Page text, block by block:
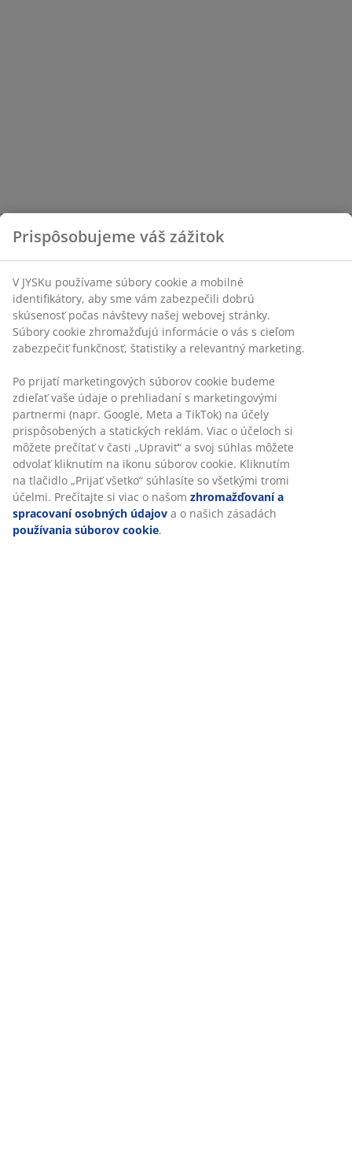
Prispôsobujeme váš zážitok
V JYSKu používame súbory cookie a mobilné
identifikátory, aby sme vám zabezpečili dobrú
skúsenosť počas návštevy našej webovej stránky.
Súbory cookie zhromažďujú informácie o vás s cieľom
zabezpečiť funkčnosť, štatistiky a relevantný marketing.
Po prijatí marketingových súborov cookie budeme
zdieľať vaše údaje o prehliadaní s marketingovými
partnermi (napr. Google, Meta a TikTok) na účely
prispôsobených a statických reklám. Viac o účeloch si
môžete prečítať v časti „Upraviť“ a svoj súhlas môžete
odvolať kliknutím na ikonu súborov cookie. Kliknutím
na tlačidlo „Prijať všetko“ súhlasíte so všetkými tromi
účelmi. Prečítajte si viac o našom zhromažďovaní a
spracovaní osobných údajov a o našich zásadách
používania súborov cookie.